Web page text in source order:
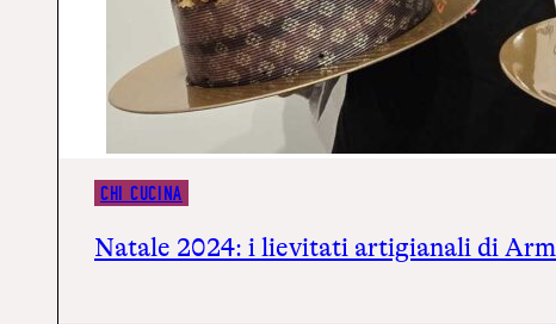
CHI CUCINA
Natale 2024: i lievitati artigianali di